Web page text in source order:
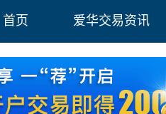
首页 爱华交易资讯